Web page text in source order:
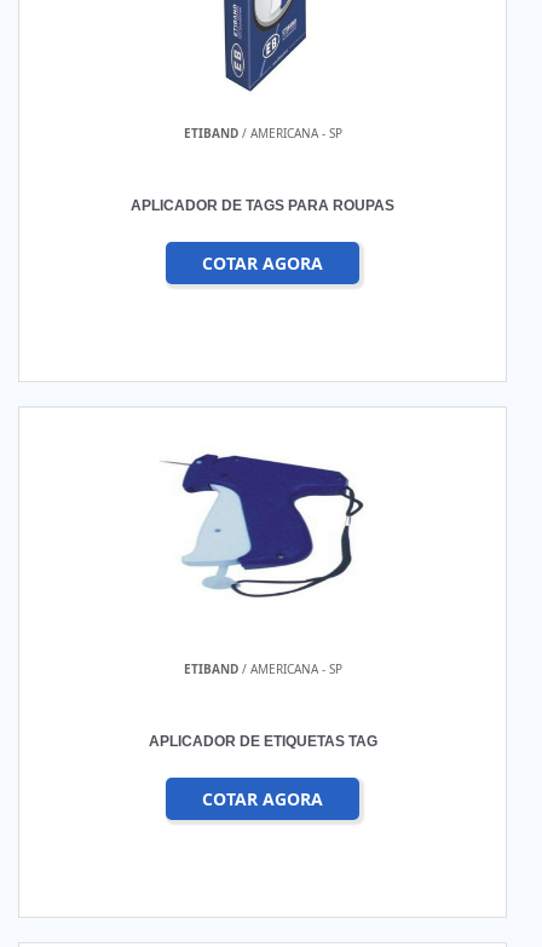
ETIBAND/ AMERICANA - SP
APLICADOR DE TAGS PARA ROUPAS
COTAR AGORA
ETIBAND/ AMERICANA - SP
APLICADOR DE ETIQUETAS TAG
COTAR AGORA